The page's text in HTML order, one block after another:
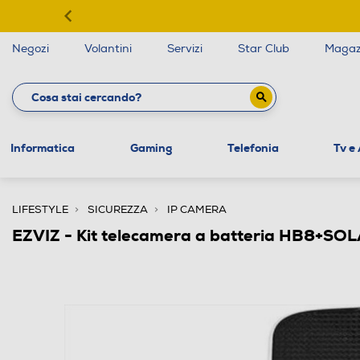
Negozi Volantini Servizi Star Club
Informatica Gaming Telefonia Tv e
LIFESTYLE SICUREZZA IP CAMERA
EZVIZ - Kit telecamera a batteria